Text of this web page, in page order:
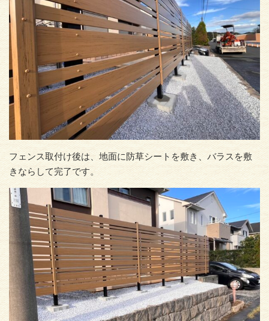
フェンス取付け後は、地面に防草シートを敷き、バラスを敷
きならして完了です。